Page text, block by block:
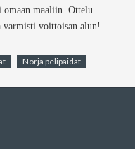
omaan maaliin. Ottelu
voittoisan alun!
Norja pelipaidat